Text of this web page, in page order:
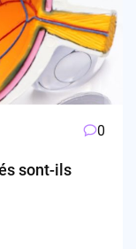
0
sont-ils